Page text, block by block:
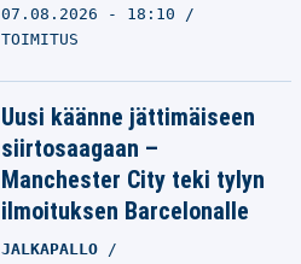
07.08.2026 - 18:10
TOIMITUS
Uusi käänne jättimäiseen
siirtosaagaan –
Manchester City teki tylyn
ilmoituksen Barcelonalle
JALKAPALLO